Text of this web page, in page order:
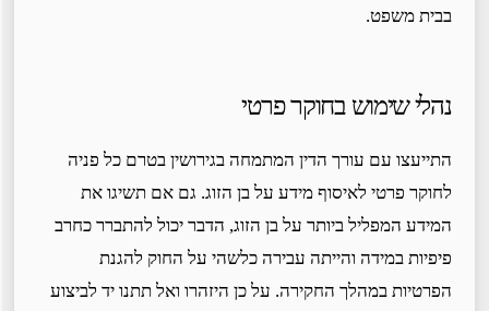
בבית משפט.
נהלי שימוש בחוקר פרטי
התייעצו עם עורך הדין המתמחה בגירושין בטרם כל פניה
לחוקר פרטי לאיסוף מידע על בן הזוג. גם אם תשיגו את
המידע המפליל ביותר על בן הזוג, הדבר יכול להתברר כחרב
פיפיות במידה והייתה עבירה כלשהי על החוק להגנת
הפרטיות במהלך החקירה. על כן היזהרו ואל תתנו יד לביצוע